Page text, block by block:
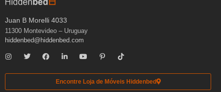
Juan B Morelli 4033
11300 Montevideo – Uruguay
hiddenbed@hiddenbed.com
Encontre Loja de Móveis Hiddenbed